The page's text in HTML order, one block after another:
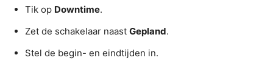
Tik op Downtime.
Zet de schakelaar naast Gepland.
Stel de begin- en eindtijden in.